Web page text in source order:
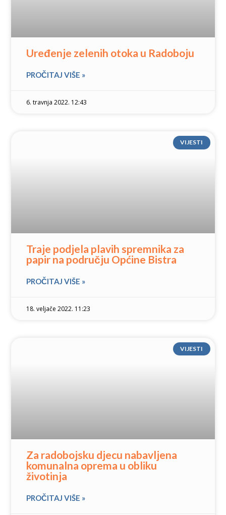
Uređenje zelenih otoka u Radoboju
PROČITAJ VIŠE »
6. travnja 2022. 12:43
VIJESTI
Traje podjela plavih spremnika za
papir na području Općine Bistra
PROČITAJ VIŠE »
18. veljače 2022. 11:23
VIJESTI
Za radobojsku djecu nabavljena
komunalna oprema u obliku
životinja
PROČITAJ VIŠE »